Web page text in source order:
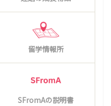
留学情報所
SFromAの説明書